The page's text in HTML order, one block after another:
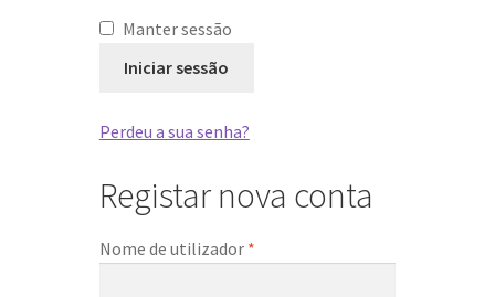
Manter sessão
Iniciar sessão
Perdeu a sua senha?
Registar nova conta
Nome de utilizador *Obrigatório